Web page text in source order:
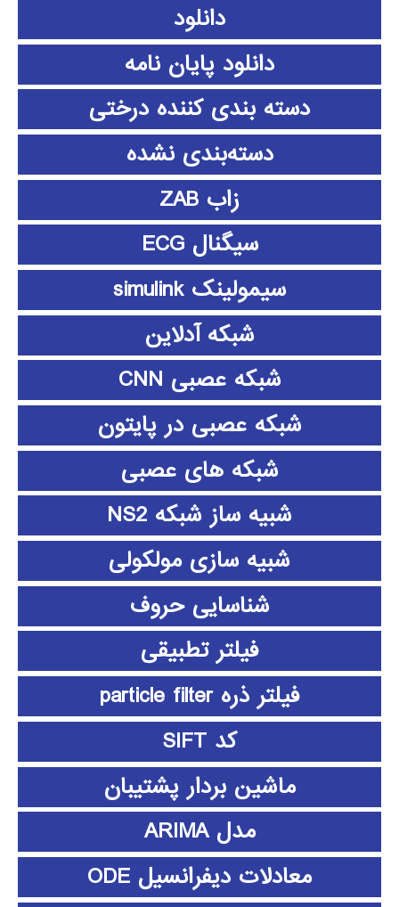
دانلود
دانلود پايان نامه
دسته بندی کننده درختی
دسته‌بندی نشده
زاب ZAB
سیگنال ECG
سیمولینک simulink
شبکه آدلاین
شبکه عصبی CNN
شبکه عصبی در پایتون
شبکه های عصبی
شبیه ساز شبکه NS2
شبیه سازی مولکولی
شناسایی حروف
فیلتر تطبیقی
فیلتر ذره particle filter
کد SIFT
ماشین بردار پشتیبان
مدل ARIMA
معادلات دیفرانسیل ODE